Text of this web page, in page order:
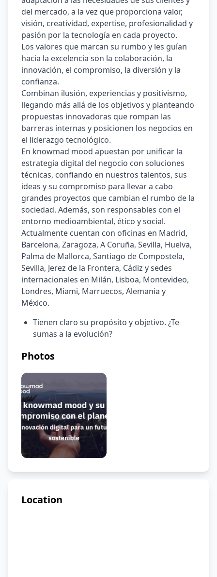
del mercado, a la vez que proporciona valor,
visión, creatividad, expertise, profesionalidad y
pasión por la tecnología en cada proyecto.
Los valores que marcan su rumbo y les guían
hacia la excelencia son la colaboración, la
innovación, el compromiso, la diversión y la
conﬁanza.
Combinan ilusión, experiencias y positivismo,
llegando más allá de los objetivos y planteando
propuestas innovadoras que rompan las
barreras internas y posicionen los negocios en
el liderazgo tecnológico.
En knowmad mood apuestan por unificar la
estrategia digital del negocio con soluciones
técnicas, confiando en nuestros talentos, sus
ideas y su compromiso para llevar a cabo
grandes proyectos que cambian el rumbo de la
sociedad. Además, son responsables con el
entorno medioambiental, ético y social.
Actualmente cuentan con oficinas en Madrid,
Barcelona, Zaragoza, A Coruña, Sevilla, Huelva,
Palma de Mallorca, Santiago de Compostela,
Sevilla, Jerez de la Frontera, Cádiz y sedes
internacionales en Milán, Lisboa, Montevideo,
Londres, Miami, Marruecos, Alemania y
México.
Tienen claro su propósito y objetivo. ¿Te
sumas a la evolución?
Photos
Location